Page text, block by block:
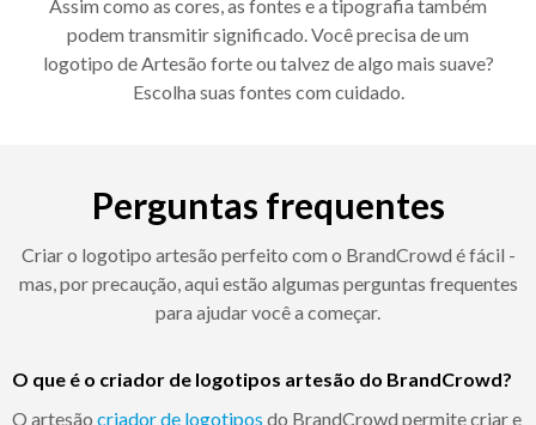
Assim como as cores, as fontes e a tipografia também
podem transmitir significado. Você precisa de um
logotipo de Artesão forte ou talvez de algo mais suave?
Escolha suas fontes com cuidado.
Perguntas frequentes
Criar o logotipo artesão perfeito com o BrandCrowd é fácil -
mas, por precaução, aqui estão algumas perguntas frequentes
para ajudar você a começar.
O que é o criador de logotipos artesão do BrandCrowd?
O artesão criador de logotipos do BrandCrowd permite criar e